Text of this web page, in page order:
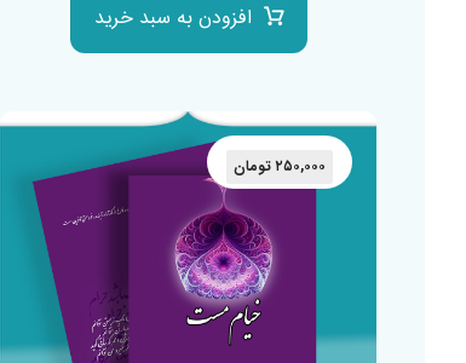
افزودن به سبد خرید
۲۵۰,۰۰۰ تومان